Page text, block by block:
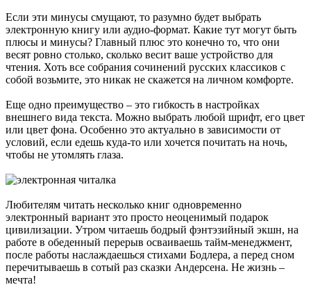
Если эти минусы смущают, то разумно будет выбрать
электронную книгу или аудио-формат. Какие тут могут быть
плюсы и минусы? Главный плюс это конечно то, что они
весят ровно столько, сколько весит ваше устройство для
чтения. Хоть все собрания сочинений русских классиков с
собой возьмите, это никак не скажется на личном комфорте.
Еще одно преимущество – это гибкость в настройках
внешнего вида текста. Можно выбрать любой шрифт, его цвет
или цвет фона. Особенно это актуально в зависимости от
условий, если едешь куда-то или хочется почитать на ночь,
чтобы не утомлять глаза.
Любителям читать несколько книг одновременно
электронный вариант это просто неоценимый подарок
цивилизации. Утром читаешь бодрый фэнтэзийный экшн, на
работе в обеденный перерыв осваиваешь тайм-менеджмент,
после работы наслаждаешься стихами Бодлера, а перед сном
перечитываешь в сотый раз сказки Андерсена. Не жизнь –
мечта!